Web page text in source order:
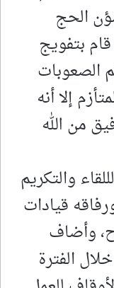
الحج
بتفويج
الصعوبات
إلا أنه
من الله
والتكريم
قيادات
وأضاف
الفترة